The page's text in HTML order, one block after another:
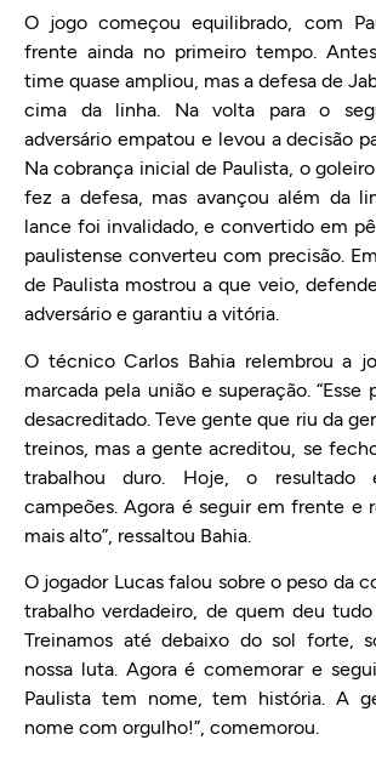
O jogo começou equilibrado, com
frente ainda no primeiro tempo.
time quase ampliou, mas a defesa de
cima da linha. Na volta para o
adversário empatou e levou a decisão
Na cobrança inicial de Paulista, o
fez a defesa, mas avançou além da
lance foi invalidado, e convertido em
paulistense converteu com precisão.
de Paulista mostrou a que veio,
adversário e garantiu a vitória.
O técnico Carlos Bahia relembrou a
marcada pela união e superação.
desacreditado. Teve gente que riu da
treinos, mas a gente acreditou, se
trabalhou duro. Hoje, o resultado
campeões. Agora é seguir em frente e
mais alto”, ressaltou Bahia.
O jogador Lucas falou sobre o peso da
trabalho verdadeiro, de quem deu
Treinamos até debaixo do sol forte,
nossa luta. Agora é comemorar e
Paulista tem nome, tem história. A
nome com orgulho!”, comemorou.